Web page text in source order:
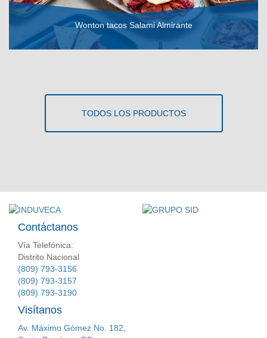
Wonton tacos Salami Almirante
TODOS LOS PRODUCTOS
Contáctanos
Vía Telefónica:
Distrito Nacional
(809) 793-3156
(809) 793-3157
(809) 793-3190
Visítanos
Av. Máximo Gómez No. 182,